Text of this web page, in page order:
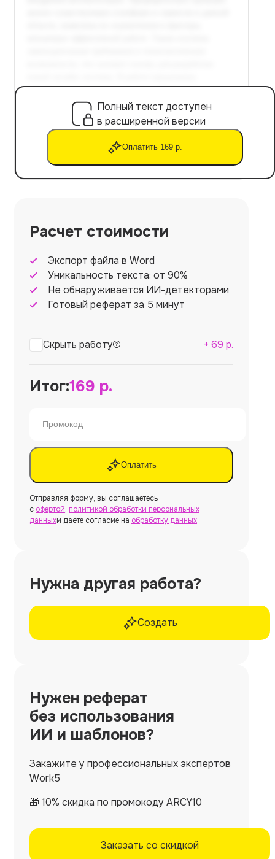
Полный текст доступен
в расширенной версии
Оплатить 169 р.
Расчет стоимости
Экспорт файла в Word
Уникальность текста: от 90%
Не обнаруживается ИИ-детекторами
Готовый реферат за 5 минут
Скрыть работу + 69 р.
Итог:169 р.
Оплатить
Отправляя форму, вы соглашаетесь
с офертой, политикой обработки персональных
данныхи даёте согласие на обработку данных
Нужна другая работа?
Создать
Нужен реферат
без использования
ИИ и шаблонов?
Закажите у профессиональных экспертов
Work5
🎁 10% скидка по промокоду ARCY10
Заказать со скидкой